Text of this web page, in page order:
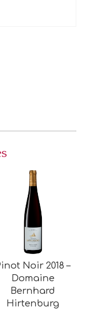
Noir 2018 –
Domaine
Bernhard
Hirtenburg